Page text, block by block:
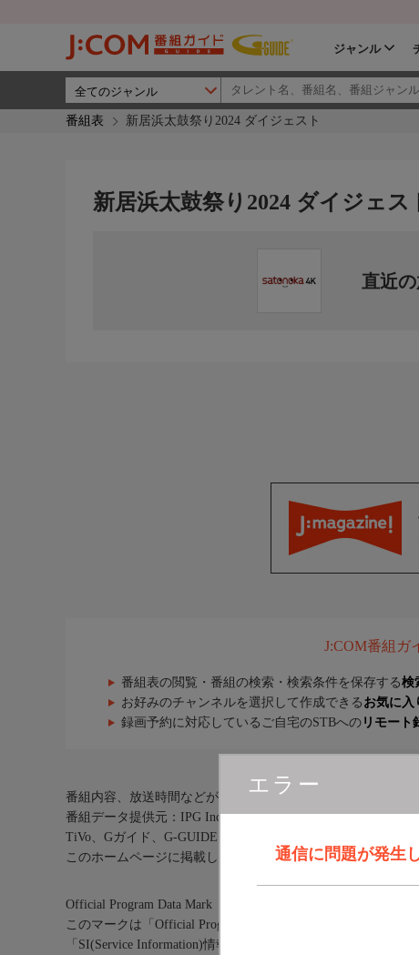
ジャンル
番組表 新居浜太鼓祭り2024 ダイジェスト
エラー
通信に問題が発生
新居浜太鼓祭り2024 ダイジェス
直近
J:COM番組ガ
番組表の閲覧・番組の検索・検索条件を保存する検
お好みのチャンネルを選択して作成できる お気に入
録画予約に対応しているご自宅のSTBへの リモート
番組内容、放送時間などが実際の放送内容と異なる場合がご
番組データ提供元：IPG Inc.
TiVo、Gガイド、G-GUIDE、およびGガイドロゴは、米国
このホームページに掲載している記事・写真等あらゆる素材
Official Program Data Mark（公式番組情報マーク）
このマークは「Official Program Data Mark」といい、テレビ番
「SI(Service Information)情報」を利用したサービスにのみ表